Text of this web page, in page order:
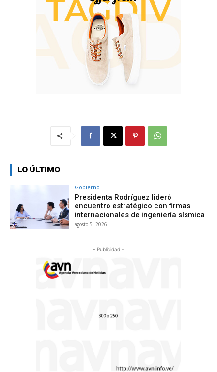
LO ÚLTIMO
Gobierno
Presidenta Rodríguez lideró
encuentro estratégico con firmas
internacionales de ingeniería sísmica
agosto 5, 2026
- Publicidad -